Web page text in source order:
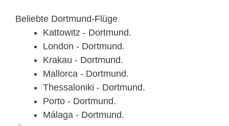
Beliebte Dortmund-Flüge
Kattowitz - Dortmund.
London - Dortmund.
Krakau - Dortmund.
Mallorca - Dortmund.
Thessaloniki - Dortmund.
Porto - Dortmund.
Málaga - Dortmund.